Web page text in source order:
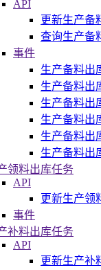
API
更新生产备
查询生产备
事件
生产备料出
生产备料出
生产备料出
生产备料出
生产备料出
生产备料出
领料出库任务
API
更新生产领
事件
补料出库任务
API
更新生产补